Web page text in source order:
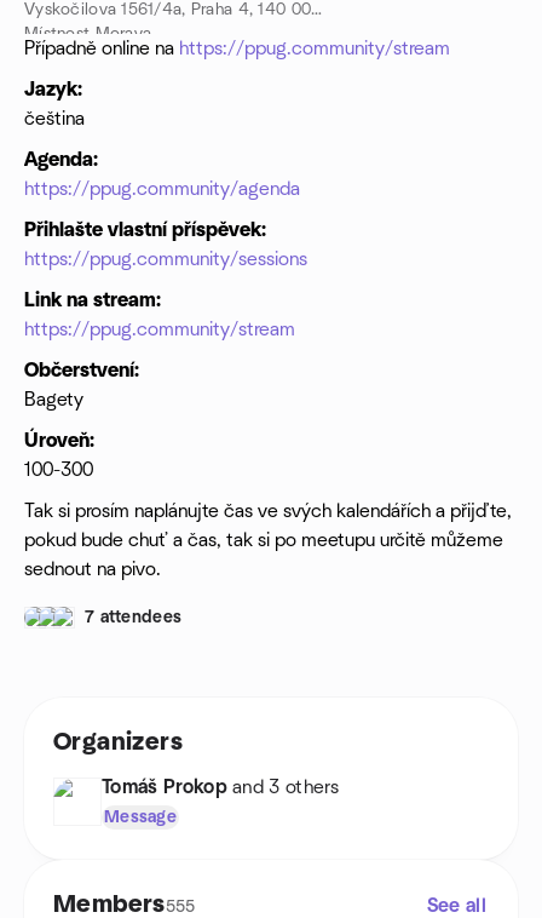
Vyskočilova 1561/4a, Praha 4, 140 00
Místnost Morava
Případně online na https://ppug.community/stream
Jazyk:
čeština
Agenda:
https://ppug.community/agenda
Přihlašte vlastní příspěvek:
https://ppug.community/sessions
Link na stream:
https://ppug.community/stream
Občerstvení:
Bagety
Úroveň:
100-300
Tak si prosím naplánujte čas ve svých kalendářích a přijďte,
pokud bude chuť a čas, tak si po meetupu určitě můžeme
sednout na pivo.
7 attendees
Organizers
Tomáš Prokop and 3 others
Message
Members555 See all